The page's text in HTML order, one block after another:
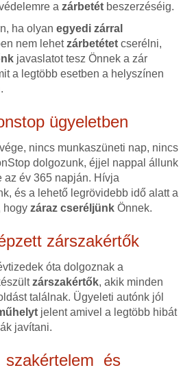
a zárbetétbeszerzéséig.
ha olyan egyedi zárral
nem lehetzárbetétetcserélni,
javaslatot tesz Önnek a zár
a legtöbb esetben a helyszínen
ügyeletben
nincs munkaszüneti nap, nincs
dolgozunk, éjjel nappal állunk
az év 365 napján. Hívja
és a lehető legrövidebb idő alatt a
hogy záraz cseréljünkÖnnek.
zárszakértők
óta dolgoznak a
zárszakértők, akik minden
találnak. Ügyeleti autónk jól
jelent amivel a legtöbb hibát
javítani.
szakértelem és